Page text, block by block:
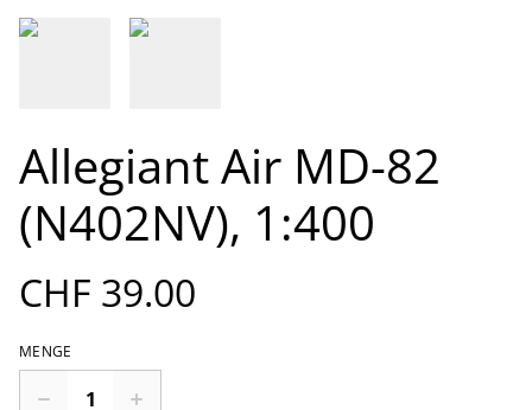
Allegiant Air MD-82
(N402NV), 1:400
CHF 39.00
MENGE